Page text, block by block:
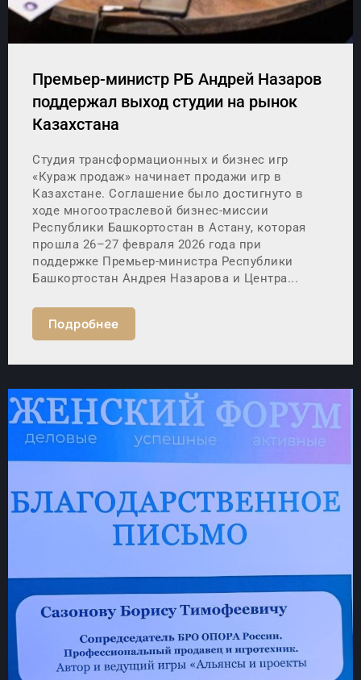
Премьер-министр РБ Андрей Назаров
поддержал выход студии на рынок
Казахстана
Студия трансформационных и бизнес игр
«Кураж продаж» начинает продажи игр в
Казахстане. Соглашение было достигнуто в
ходе многоотраслевой бизнес-миссии
Республики Башкортостан в Астану, которая
прошла 26–27 февраля 2026 года при
поддержке Премьер-министра Республики
Башкортостан Андрея Назарова и Центра...
Подробнее